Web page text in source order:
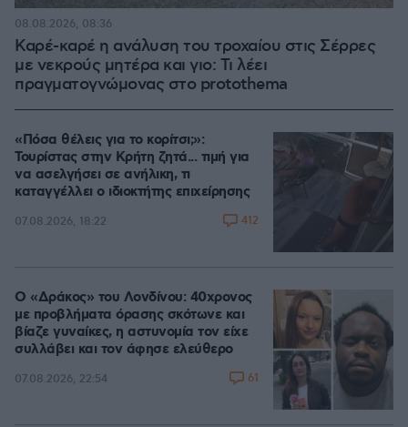
Καρέ-καρέ η ανάλυση του τροχαίου στις Σέρρες
με νεκρούς μητέρα και γιο: Τι λέει
πραγματογνώμονας στο protothema
08.08.2026, 08:36
«Πόσα θέλεις για το κορίτσι;»:
Τουρίστας στην Κρήτη ζητά... τιμή για
να ασελγήσει σε ανήλικη, τι
καταγγέλλει ο ιδιοκτήτης επιχείρησης
07.08.2026, 18:22 412
Ο «Δράκος» του Λονδίνου: 40χρονος
με προβλήματα όρασης σκότωνε και
βίαζε γυναίκες, η αστυνομία τον είχε
συλλάβει και τον άφησε ελεύθερο
07.08.2026, 22:54 61